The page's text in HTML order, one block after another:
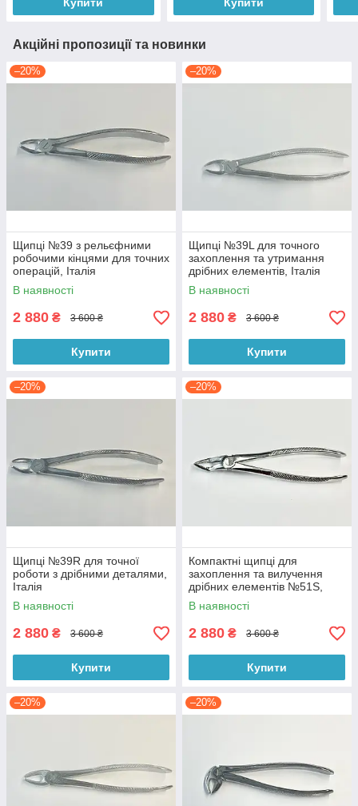
Купити Купити
Акційні пропозиції та новинки
–20%
Щипці №39 з рельєфними
робочими кінцями для точних
операцій, Італія
В наявності
2 880 ₴ 3 600 ₴
Купити
–20%
Щипці №39L для точного
захоплення та утримання
дрібних елементів, Італія
В наявності
2 880 ₴ 3 600 ₴
Купити
–20%
Щипці №39R для точної
роботи з дрібними деталями,
Італія
В наявності
2 880 ₴ 3 600 ₴
Купити
–20%
Компактні щипці для
захоплення та вилучення
дрібних елементів №51S,
Італія
В наявності
2 880 ₴ 3 600 ₴
Купити
–20% –20%